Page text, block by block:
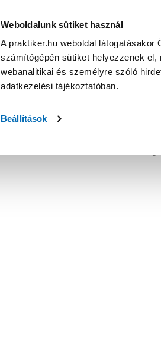
Weboldalunk sütiket használ
A praktiker.hu weboldal
számítógépén sütiket helyezzenek
webanalitikai és személyre szóló
adatkezelési tájékoztatóban.
Beállítások